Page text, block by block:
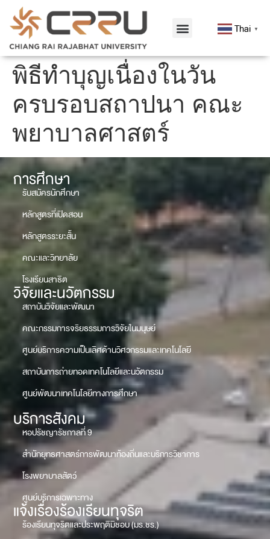
Thai ▼
พิธีทำบุญเนื่องในวัน
ครบรอบสถาปนา คณะ
พยาบาลศาสตร์
การศึกษา
รับสมัครนักศึกษา
หลักสูตรที่เปิดสอน
หลักสูตรระยะสั้น
คณะและวิทยาลัย
โรงเรียนสาธิต
วิจัยและนวัตกรรม
สถาบันวิจัยและพัฒนา
คณะกรรมการจริยธรรมการวิจัยในมนุษย์
ศูนย์บริการความเป็นเลิศด้านวิศวกรรมและเทคโนโลยี
สถาบันการถ่ายทอดเทคโนโลยีและนวัตกรรม
ศูนย์พัฒนาเทคโนโลยีทางการศึกษา
บริการสังคม
หอปรัชญารัชกาลที่ 9
สำนักยุทธศาสตร์การพัฒนาท้องถิ่นและบริการวิชาการ
โรงพยาบาลสัตว์
ศูนย์บริการเฉพาะทาง
แจ้งเรื่องร้องเรียนทุจริต
ร้องเรียนทุจริตและประพฤติมิชอบ (มร.ชร.)